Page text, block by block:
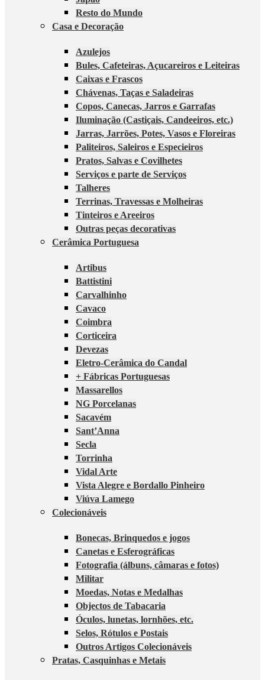
Resto do Mundo
Casa e Decoração
Azulejos
Bules, Cafeteiras, Açucareiros e Leiteiras
Caixas e Frascos
Chávenas, Taças e Saladeiras
Copos, Canecas, Jarros e Garrafas
Iluminação (Castiçais, Candeeiros, etc.)
Jarras, Jarrões, Potes, Vasos e Floreiras
Paliteiros, Saleiros e Especieiros
Pratos, Salvas e Covilhetes
Serviços e parte de Serviços
Talheres
Terrinas, Travessas e Molheiras
Tinteiros e Areeiros
Outras peças decorativas
Cerâmica Portuguesa
Artibus
Battistini
Carvalhinho
Cavaco
Coimbra
Corticeira
Devezas
Eletro-Cerâmica do Candal
+ Fábricas Portuguesas
Massarellos
NG Porcelanas
Sacavém
Sant’Anna
Secla
Torrinha
Vidal Arte
Vista Alegre e Bordallo Pinheiro
Viúva Lamego
Colecionáveis
Bonecas, Brinquedos e jogos
Canetas e Esferográficas
Fotografia (álbuns, câmaras e fotos)
Militar
Moedas, Notas e Medalhas
Objectos de Tabacaria
Óculos, lunetas, lornhões, etc.
Selos, Rótulos e Postais
Outros Artigos Colecionáveis
Pratas, Casquinhas e Metais